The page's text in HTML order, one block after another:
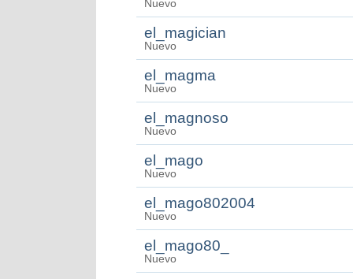
Nuevo
el_magician
Nuevo
el_magma
Nuevo
el_magnoso
Nuevo
el_mago
Nuevo
el_mago802004
Nuevo
el_mago80_
Nuevo